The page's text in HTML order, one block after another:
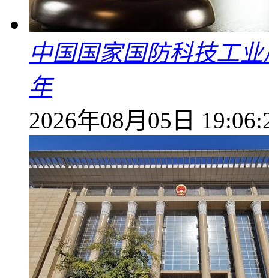
中国国家国防科技工
年
2026年08月05日